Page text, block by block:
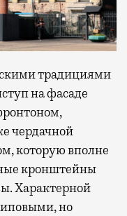
традициями
на фасаде
чердачной
которую вполне
кронштейны
Характерной
но